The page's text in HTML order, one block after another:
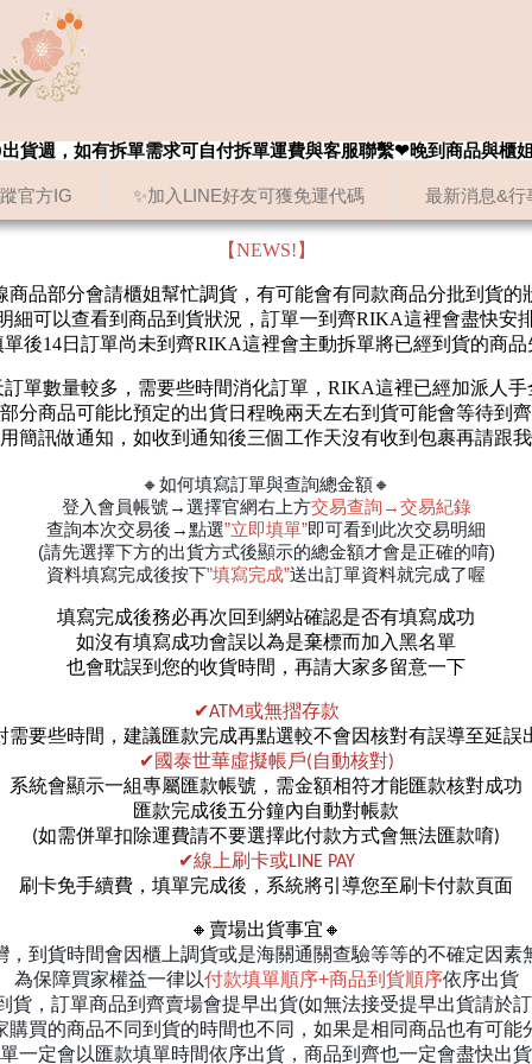
官方IG ✨加入LINE好友可獲免運代碼 最新消息&行
貨週，如有拆單需求可自付拆單運費與客服聯繫❤晚到商品與櫃